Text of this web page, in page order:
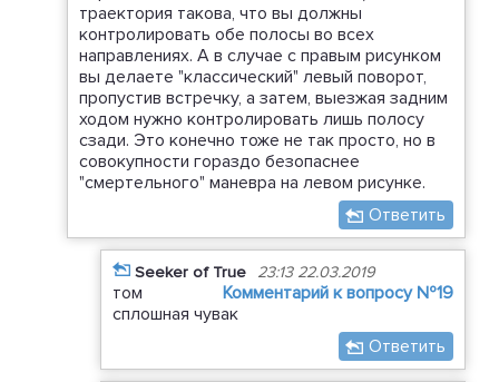
траектория такова, что вы должны
контролировать обе полосы во всех
направлениях. А в случае с правым рисунком
вы делаете "классический" левый поворот,
пропустив встречку, а затем, выезжая задним
ходом нужно контролировать лишь полосу
сзади. Это конечно тоже не так просто, но в
совокупности гораздо безопаснее
"смертельного" маневра на левом рисунке.
Ответить
Seeker of True 23:13 22.03.2019
Комментарий к вопросу №19
том
сплошная чувак
Ответить